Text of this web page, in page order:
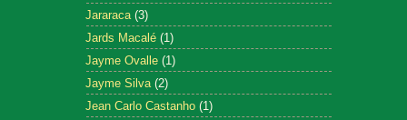
Jararaca (3)
Jards Macalé (1)
Jayme Ovalle (1)
Jayme Silva (2)
Jean Carlo Castanho (1)